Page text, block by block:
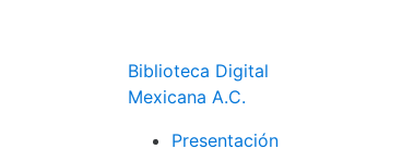
Biblioteca Digital
Mexicana A.C.
Presentación